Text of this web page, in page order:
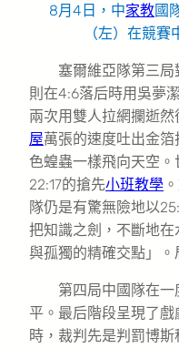
8月4日，中家教國
（左）在競
塞爾維亞隊第三
則在4:6落后時用吳夢
兩次用雙人拉網攔逝
屋萬張的速度吐出金
色蝗蟲一樣飛向天空
22:17的搶先小班教學
隊仍是有驚無險地以
把知識之劍，不斷地在
與孤獨的精確交點」。
第四局中國隊在一
平。最后階段呈現了
時，裁判先是判罰博